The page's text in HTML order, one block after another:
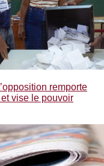
remporte
vise le pouvoir